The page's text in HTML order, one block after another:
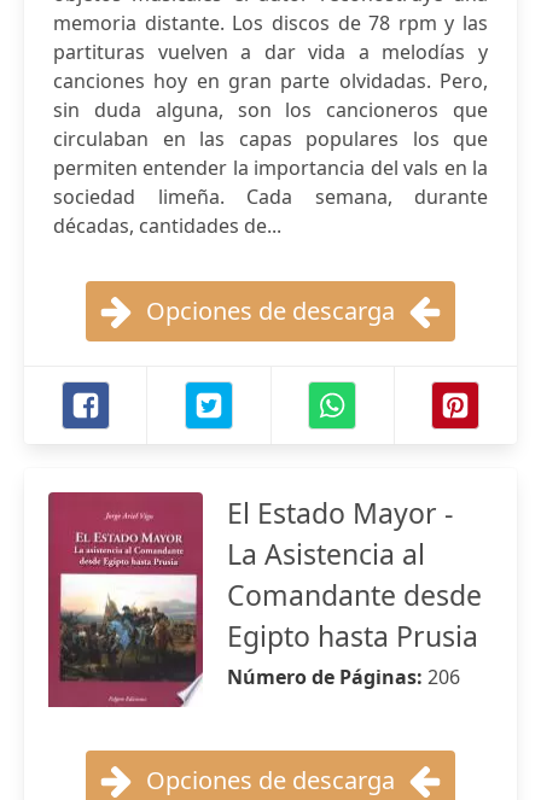
memoria distante. Los discos de 78 rpm y las
partituras vuelven a dar vida a melodías y
canciones hoy en gran parte olvidadas. Pero,
sin duda alguna, son los cancioneros que
circulaban en las capas populares los que
permiten entender la importancia del vals en la
sociedad limeña. Cada semana, durante
décadas, cantidades de...
Opciones de descarga
El Estado Mayor -
La Asistencia al
Comandante desde
Egipto hasta Prusia
Número de Páginas: 206
Opciones de descarga